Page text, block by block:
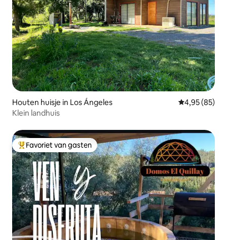
Houten huisje in Los Ángeles Gemiddelde
4,95 (85)
Klein landhuis
Topfavoriet van gasten
Favoriet van gasten